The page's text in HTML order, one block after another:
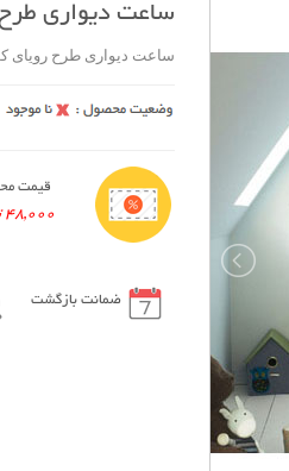
ساعت دیواری
ساعت دیواری طرح رویای
قیمت
48,000 تومان
ضمانت بازگشت